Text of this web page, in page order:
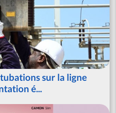
sur la ligne
é...